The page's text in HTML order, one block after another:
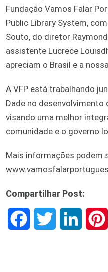
Fundação Vamos Falar
Public Library System,
Souto, do diretor
assistente Lucrece
apreciam o Brasil e a
A VFP está trabalhando
Dade no desenvolvimento
visando uma melhor
comunidade e o governo
Mais informações podem
Compartilhar Post: